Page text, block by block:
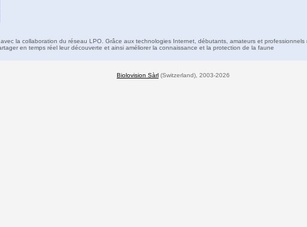
la collaboration du réseau LPO. Grâce aux technologies Internet, débutants, amateurs et professionnels
en temps réel leur découverte et ainsi améliorer la connaissance et la protection de la faune
Biolovision Sàrl (Switzerland), 2003-2026